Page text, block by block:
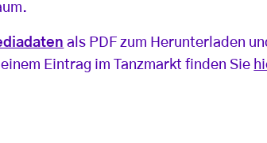
als PDF zum Herunterladen
Eintrag im Tanzmarkt finden Sie